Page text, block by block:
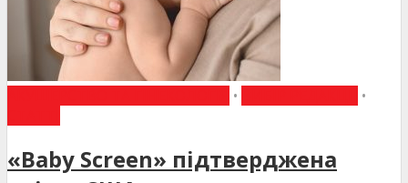
•
•
«Baby Screen» підтверджена